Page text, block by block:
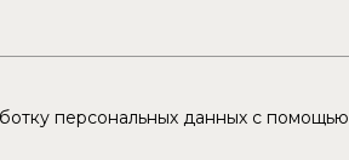
персональных данных с помощью